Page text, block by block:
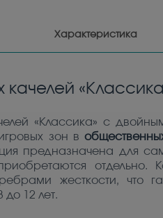
Характеристика
качелей
«Классика» с
зон в
предназначена для
отдельно.
жесткости, что
до 12 лет.